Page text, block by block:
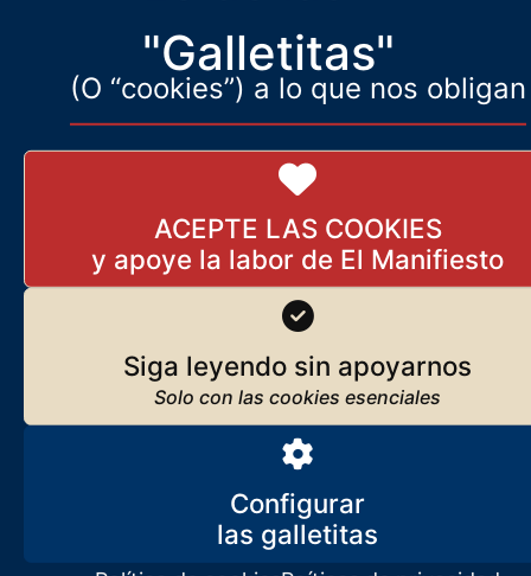
"Galletitas"
(O “cookies”) a lo que nos obligan
ACEPTE LAS COOKIES
Siga leyendo sin apoyarnos
Configurar